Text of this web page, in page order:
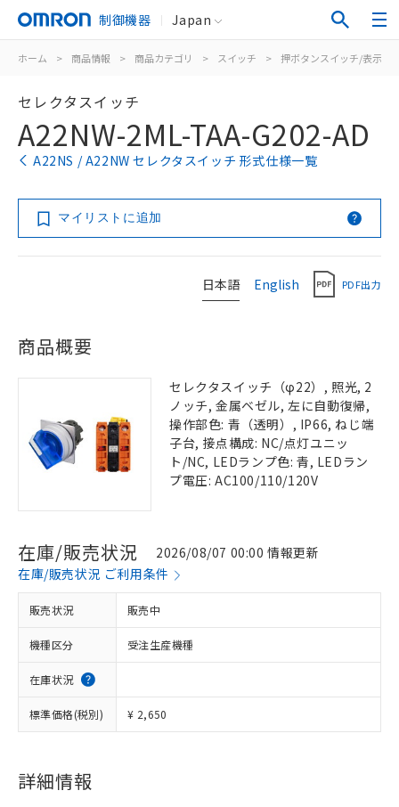
制御機器 Japan
ホーム > 商品情報 > 商品カテゴリ > スイッチ > 押ボタンスイッチ/表示灯
セレクタスイッチ
A22NW-2ML-TAA-G202-AD
A22NS / A22NW セレクタスイッチ 形式仕様一覧
マイリストに追加
日本語 English PDF出力
商品概要
セレクタスイッチ（φ22）, 照光, 2
ノッチ, 金属ベゼル, 左に自動復帰,
操作部色: 青（透明）, IP66, ねじ端
子台, 接点構成: NC/点灯ユニッ
ト/NC, LEDランプ色: 青, LEDラン
プ電圧: AC100/110/120V
在庫/販売状況
2026/08/07 00:00 情報更新
在庫/販売状況 ご利用条件
販売状況 販売中
機種区分 受注生産機種
在庫状況
標準価格(税別) ¥ 2,650
詳細情報